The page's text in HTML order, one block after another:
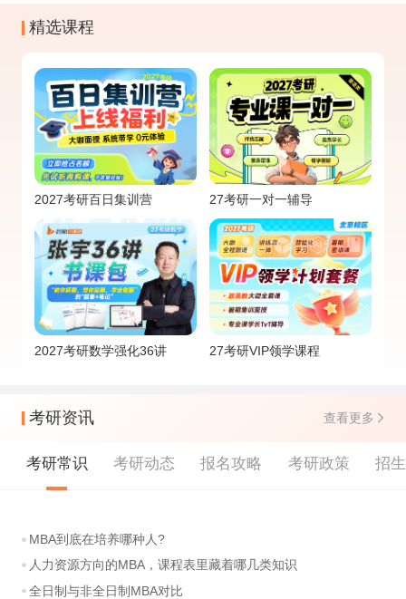
精选课程
2027考研百日集训营 27考研一对一辅导
2027考研数学强化36讲 27考研VIP领学课程
考研资讯 查看更多
考研常识 考研动态 报名攻略 考研政策 招
MBA到底在培养哪种人?
人力资源方向的MBA，课程表里藏着哪几类知识
全日制与非全日制MBA对比